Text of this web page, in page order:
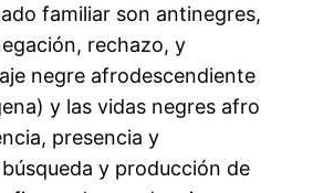
familiar son antinegres,
rechazo, y
negre afrodescendiente
y las vidas negres afro
presencia y
y producción de